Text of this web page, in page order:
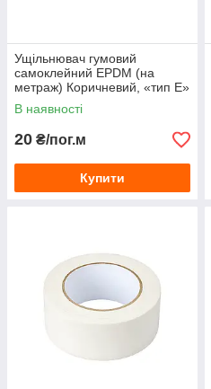
Ущільнювач гумовий
самоклейний EPDM (на
метраж) Коричневий, «тип E»
9×4 мм
В наявності
20 ₴/пог.м
Купити